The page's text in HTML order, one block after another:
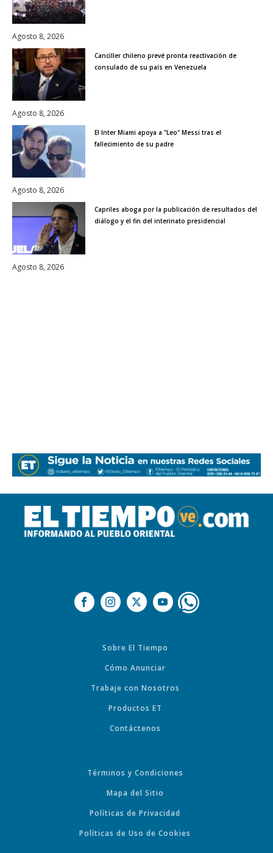
Agosto 8, 2026
Canciller chileno prevé pronta reactivación de
consulado de su país en Venezuela
Agosto 8, 2026
El Inter Miami apoya a "Leo" Messi tras el
fallecimiento de su padre
Agosto 8, 2026
Capriles aboga por la publicación de resultados del
diálogo y el fin del interinato presidencial
Agosto 8, 2026
Sobre El Tiempo
Cómo Anunciar
Trabaje con Nosotros
Productos ET
Contáctenos
Términos y Condiciones
Mapa del Sitio
Políticas de Privacidad
Políticas de Uso de Cookies